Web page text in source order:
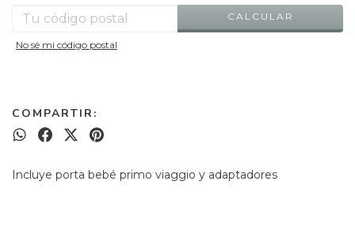
CALCULAR
No sé mi código postal
COMPARTIR:
Incluye porta bebé primo viaggio y adaptadores